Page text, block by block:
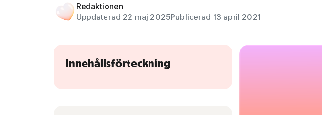
Redaktionen
Uppdaterad 22 maj 2025Publicerad 13 april 2021
Innehållsförteckning